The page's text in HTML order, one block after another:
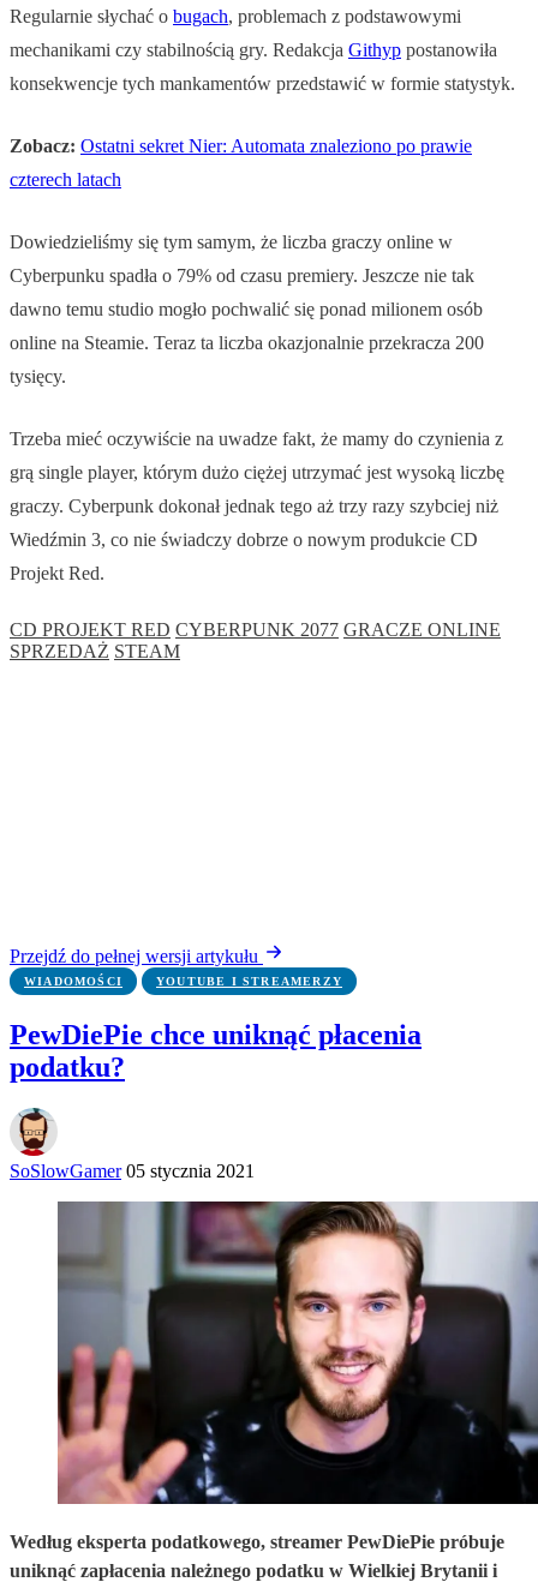
Regularnie słychać o bugach, problemach z podstawowymi
mechanikami czy stabilnością gry. Redakcja Githyp postanowiła
konsekwencje tych mankamentów przedstawić w formie statystyk.
Zobacz: Ostatni sekret Nier: Automata znaleziono po prawie
czterech latach
Dowiedzieliśmy się tym samym, że liczba graczy online w
Cyberpunku spadła o 79% od czasu premiery. Jeszcze nie tak
dawno temu studio mogło pochwalić się ponad milionem osób
online na Steamie. Teraz ta liczba okazjonalnie przekracza 200
tysięcy.
Trzeba mieć oczywiście na uwadze fakt, że mamy do czynienia z
grą single player, którym dużo ciężej utrzymać jest wysoką liczbę
graczy. Cyberpunk dokonał jednak tego aż trzy razy szybciej niż
Wiedźmin 3, co nie świadczy dobrze o nowym produkcie CD
Projekt Red.
CD PROJEKT RED CYBERPUNK 2077 GRACZE ONLINE
SPRZEDAŻ STEAM
Przejdź do pełnej wersji artykułu
WIADOMOŚCI YOUTUBE I STREAMERZY
PewDiePie chce uniknąć płacenia
podatku?
SoSlowGamer 05 stycznia 2021
Według eksperta podatkowego, streamer PewDiePie próbuje
uniknąć zapłacenia należnego podatku w Wielkiej Brytanii i